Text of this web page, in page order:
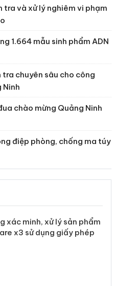
tra và xử lý nghiêm vi phạm
1.664 mẫu sinh phẩm ADN
chuyên sâu cho công
Ninh
chào mừng Quảng Ninh
điệp phòng, chống ma túy
xác minh, xử lý sản phẩm
x3 sử dụng giấy phép